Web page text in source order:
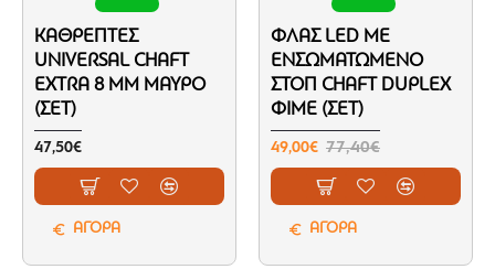
ΚΑΘΡΈΠΤΕΣ
UNIVERSAL CHAFT
EXTRA 8 MM ΜΑΎΡΟ
(ΣΕΤ)
47,50€
ΑΓΟΡΑ
ΦΛΑΣ LED ΜΕ
ΕΝΣΩΜΑΤΩΜΈΝΟ
ΣΤΟΠ CHAFT DUPLEX
ΦΙΜΈ (ΣΕΤ)
49,00€ 77,40€
ΑΓΟΡΑ